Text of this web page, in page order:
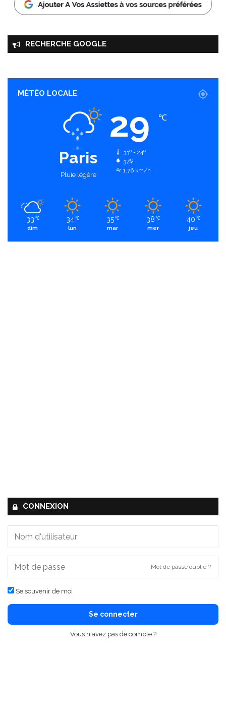
RECHERCHE GOOGLE
MÉTÉO LOCALE
Paris
Pluie légère
29 ℃
33º - 24º
37%
1.76 km/h
33 ℃
dim
34 ℃
lun
35 ℃
mar
38 ℃
mer
40 ℃
jeu
CONNEXION
Mot de passe oublié ?
Se souvenir de moi
Se connecter
Vous n'avez pas de compte ?